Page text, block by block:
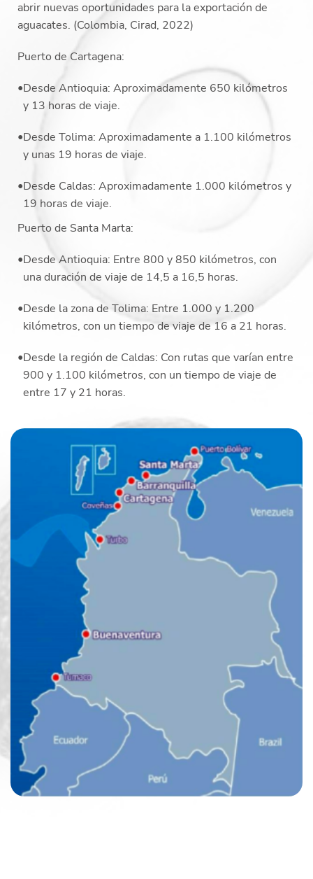
abrir nuevas oportunidades para la exportación de
aguacates. (Colombia, Cirad, 2022)
Puerto de Cartagena:
Desde Antioquia: Aproximadamente 650 kilómetros
y 13 horas de viaje.
Desde Tolima: Aproximadamente a 1.100 kilómetros
y unas 19 horas de viaje.
Desde Caldas: Aproximadamente 1.000 kilómetros y
19 horas de viaje.
Puerto de Santa Marta:
Desde Antioquia: Entre 800 y 850 kilómetros, con
una duración de viaje de 14,5 a 16,5 horas.
Desde la zona de Tolima: Entre 1.000 y 1.200
kilómetros, con un tiempo de viaje de 16 a 21 horas.
Desde la región de Caldas: Con rutas que varían entre
900 y 1.100 kilómetros, con un tiempo de viaje de
entre 17 y 21 horas.